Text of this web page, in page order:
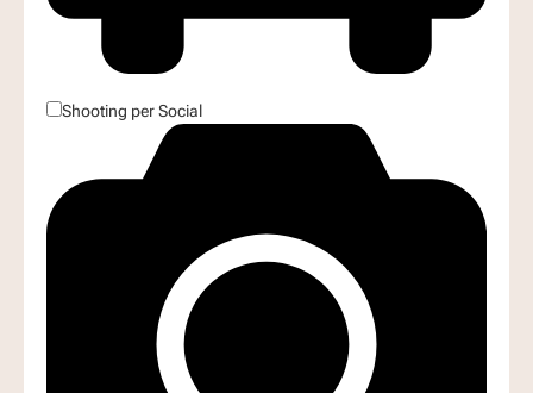
Shooting per Social